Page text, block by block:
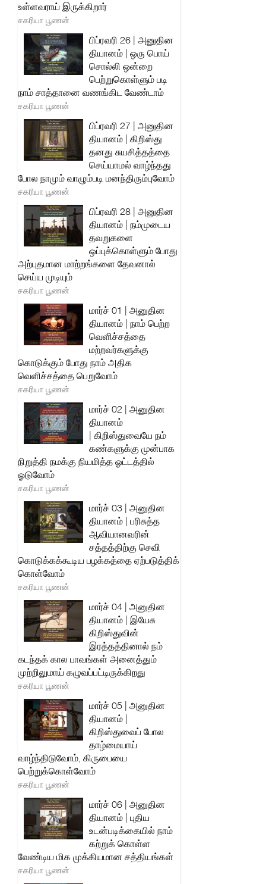
உள்ளவராய் இருக்கிறார்
சகரியா பூணன்
பிப்ரவரி 26 | அனுதின
தியானம் | ஒரு பொய்
சொல்லி ஒன்றை
பெற்றுகொள்ளும் படி
நாம் சாத்தானை வணங்கிட வேண்டாம்
சகரியா பூணன்
பிப்ரவரி 27 | அனுதின
தியானம் | கிறிஸ்து
தனது சுயசித்தத்தை
செய்யாமல் வாழ்ந்தது
போல நாமும் வாழும்படி மனந்திரும்புவோம்
சகரியா பூணன்
பிப்ரவரி 28 | அனுதின
தியானம் | நம்முடைய
தவறுகளை
ஒப்புக்கொள்ளும் போது
அற்புதமான மாற்றங்களை தேவனால்
செய்ய முடியும்
சகரியா பூணன்
மார்ச் 01 | அனுதின
தியானம் | நாம் பெற்ற
வெளிச்சத்தை
மற்றவர்களுக்கு
கொடுக்கும் போது நாம் அதிக
வெளிச்சத்தை பெறுவோம்
சகரியா பூணன்
மார்ச் 02 | அனுதின
தியானம்
| கிறிஸ்துவையே நம்
கண்களுக்கு முன்பாக
நிறுத்தி நமக்கு நியமித்த ஓட்டத்தில்
ஓடுவோம்
சகரியா பூணன்
மார்ச் 03 | அனுதின
தியானம் | பரிசுத்த
ஆவியானவரின்
சத்தத்திற்கு செவி
கொடுக்கக்கூடிய பழக்கத்தை ஏற்படுத்திக்
கொள்வோம்
சகரியா பூணன்
மார்ச் 04 | அனுதின
தியானம் | இயேசு
கிறிஸ்துவின்
இரத்தத்தினால் நம்
கடந்தக் கால பாவங்கள் அனைத்தும்
முற்றிலுமாய் கழுவப்பட்டிருக்கிறது
சகரியா பூணன்
மார்ச் 05 | அனுதின
தியானம் |
கிறிஸ்துவைப் போல
தாழ்மையாய்
வாழ்ந்திடுவோம், கிருபையை
பெற்றுக்கொள்வோம்
சகரியா பூணன்
மார்ச் 06 | அனுதின
தியானம் | புதிய
உடன்படிக்கையில் நாம்
கற்றுக் கொள்ள
வேண்டிய மிக முக்கியமான சத்தியங்கள்
சகரியா பூணன்